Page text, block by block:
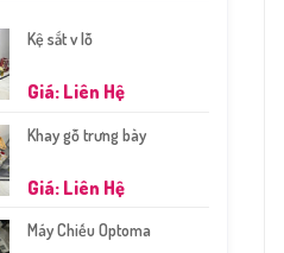
Kệ sắt v lỗ
Giá: Liên Hệ
Khay gỗ trưng bày
Giá: Liên Hệ
Máy Chiếu Optoma